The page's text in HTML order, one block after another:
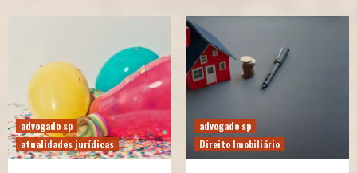
advogado sp
atualidades jurídicas
advogado sp
Direito Imobiliário